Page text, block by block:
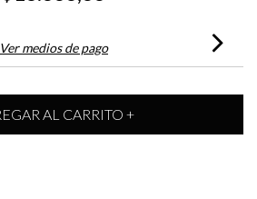
Ver medios de pago